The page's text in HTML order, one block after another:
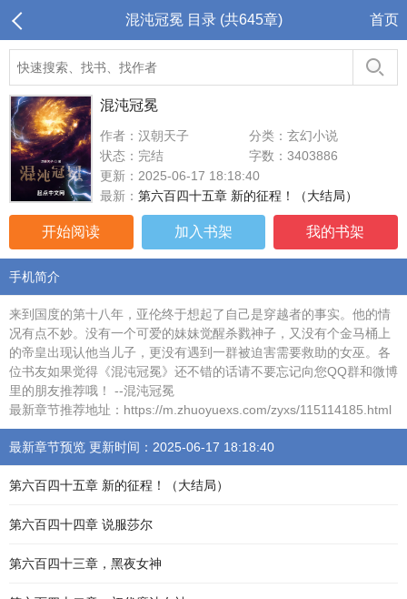
混沌冠冕 目录 (共645章) 首页
混沌冠冕
作者：汉朝天子
分类：玄幻小说
状态：完结
字数：3403886
更新：2025-06-17 18:18:40
最新： 第六百四十五章 新的征程！（大结局）
开始阅读 加入书架 我的书架
手机简介
来到国度的第十八年，亚伦终于想起了自己是穿越者的事实。他的情
况有点不妙。没有一个可爱的妹妹觉醒杀戮神子，又没有个金马桶上
的帝皇出现认他当儿子，更没有遇到一群被迫害需要救助的女巫。各
位书友如果觉得《混沌冠冕》还不错的话请不要忘记向您QQ群和微博
里的朋友推荐哦！ --混沌冠冕
最新章节推荐地址：https://m.zhuoyuexs.com/zyxs/115114185.html
最新章节预览 更新时间：2025-06-17 18:18:40
第六百四十五章 新的征程！（大结局）
第六百四十四章 说服莎尔
第六百四十三章，黑夜女神